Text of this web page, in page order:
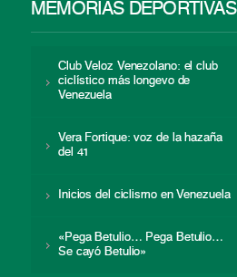
MEMORIAS DEPORTIVAS
Club Veloz Venezolano: el club
ciclístico más longevo de
Venezuela
Vera Fortique: voz de la hazaña
del 41
Inicios del ciclismo en Venezuela
«Pega Betulio… Pega Betulio…
Se cayó Betulio»